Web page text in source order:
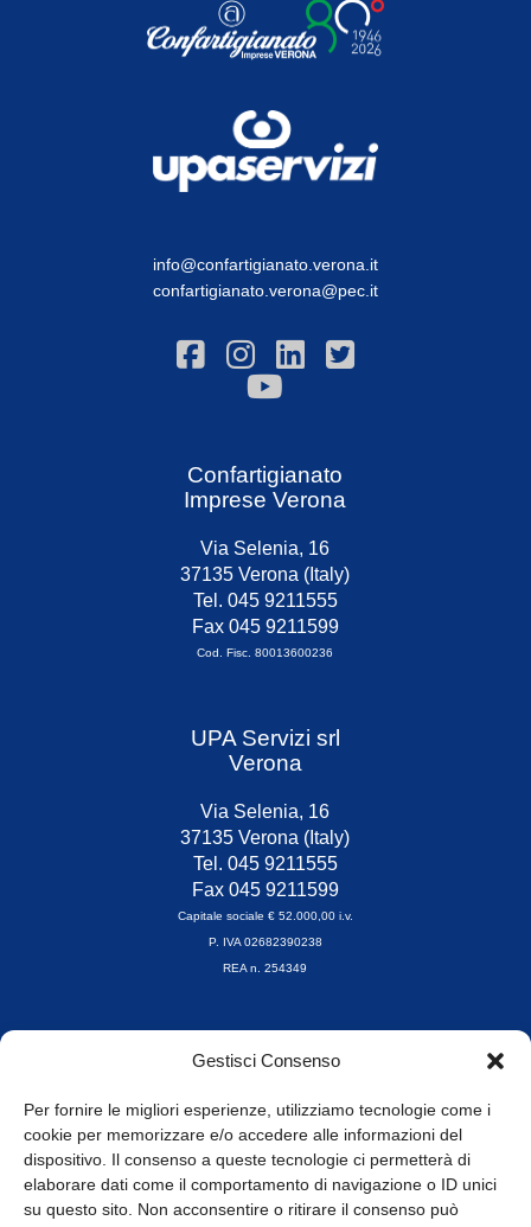
Gestisci Consenso
Per fornire le migliori esperienze, utilizziamo tecnologie come i
cookie per memorizzare e/o accedere alle informazioni del
dispositivo. Il consenso a queste tecnologie ci permetterà di
elaborare dati come il comportamento di navigazione o ID unici
su questo sito. Non acconsentire o ritirare il consenso può
info@confartigianato.verona.it
confartigianato.verona@pec.it
Confartigianato
Imprese Verona
Via Selenia, 16
37135 Verona (Italy)
Tel. 045 9211555
Fax 045 9211599
Cod. Fisc. 80013600236
UPA Servizi srl
Verona
Via Selenia, 16
37135 Verona (Italy)
Tel. 045 9211555
Fax 045 9211599
Capitale sociale € 52.000,00 i.v.
P. IVA 02682390238
REA n. 254349
Orari di apertura
8.30-13.00 / 14.00-17.30
Whistleblowing
© Tutti i diritti riservati